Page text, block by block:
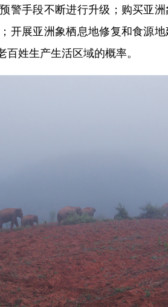
警手段不断进行升级；购买亚
开展亚洲象栖息地修复和食源
姓生产生活区域的概率。